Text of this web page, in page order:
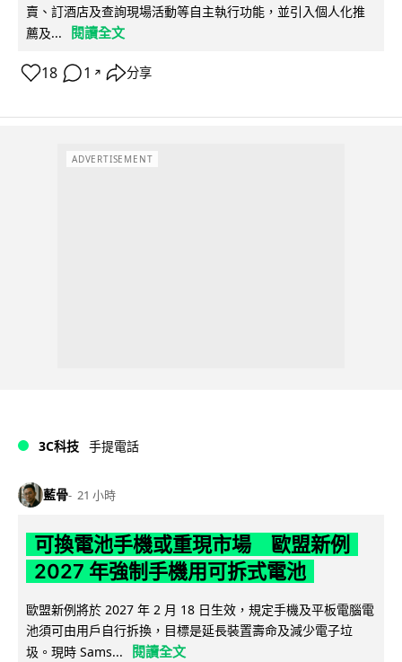
賣、訂酒店及查詢現場活動等自主執行功能，並引入個人化推
薦及...
閱讀全文
18 1 ↗ 分享
ADVERTISEMENT
3C科技 手提電話
藍骨 21 小時
可換電池手機或重現市場 歐盟新例
2027 年強制手機用可拆式電池
歐盟新例將於 2027 年 2 月 18 日生效，規定手機及平板電腦電
池須可由用戶自行拆換，目標是延長裝置壽命及減少電子垃
圾。現時 Sams...
閱讀全文